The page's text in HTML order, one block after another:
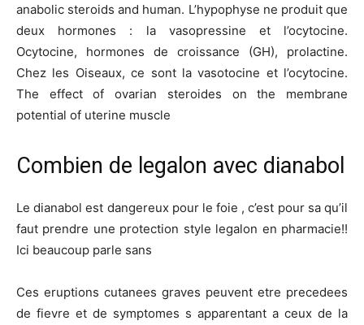
anabolic steroids and human. L’hypophyse ne produit que
deux hormones : la vasopressine et l’ocytocine.
Ocytocine, hormones de croissance (GH), prolactine.
Chez les Oiseaux, ce sont la vasotocine et l’ocytocine.
The effect of ovarian steroides on the membrane
potential of uterine muscle
Combien de legalon avec dianabol
Le dianabol est dangereux pour le foie , c’est pour sa qu’il
faut prendre une protection style legalon en pharmacie!!
Ici beaucoup parle sans
Ces eruptions cutanees graves peuvent etre precedees
de fievre et de symptomes s apparentant a ceux de la